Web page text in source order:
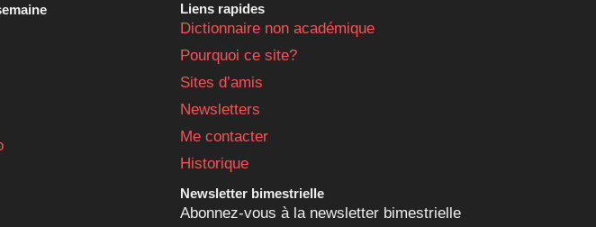
Liens rapides
Dictionnaire non académique
Pourquoi ce site?
Sites d’amis
Newsletters
Me contacter
Historique
Newsletter bimestrielle
Abonnez-vous à la newsletter bimestrielle